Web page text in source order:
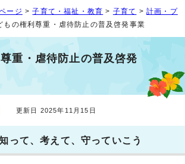
ージ >子育て・福祉・教育 > 子育て >計画・プ
もの権利尊重・虐待防止の普及啓発事業
重・虐待防止の普及啓発
更新日 2025年11月15日
って、考えて、守っていこう